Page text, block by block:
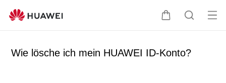
W
e
S
h
Me
Wie lösche ich mein HUAWEI ID-Konto?